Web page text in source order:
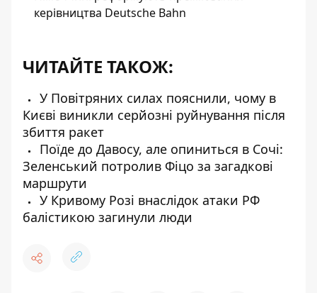
керівництва Deutsche Bahn
ЧИТАЙТЕ ТАКОЖ:
У Повітряних силах пояснили, чому в
Києві виникли серйозні руйнування після
збиття ракет
Поїде до Давосу, але опиниться в Сочі:
Зеленський потролив Фіцо за загадкові
маршрути
У Кривому Розі внаслідок атаки РФ
балістикою загинули люди